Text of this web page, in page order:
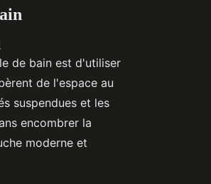
de bain est d'utiliser
de l'espace au
suspendues et les
encombrer la
moderne et